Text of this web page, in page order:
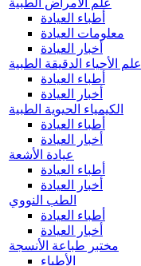
أطباء العيادة
معلومات العيادة
أخبار العيادة
علم الأحياء الدقيقة الطبية
أطباء العيادة
أخبار العيادة
الكيمياء الحيوية الطبية
أطباء العيادة
أخبار العيادة
عيادة الأشعة
أطباء العيادة
أخبار العيادة
الطب النووي
أطباء العيادة
أخبار العيادة
مختبر طباعة الأنسجة
الأطباء